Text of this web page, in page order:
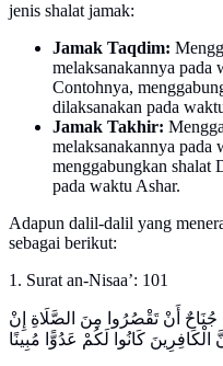
jenis shalat jamak:
Jamak Taqdim:
melaksanakannya pada
Contohnya,
dilaksanakan pada
Jamak Takhir:
melaksanakannya pada
menggabungkan shalat
pada waktu Ashar.
Adapun dalil-dalil yang
sebagai berikut:
1. Surat an-Nisaa’: 101
أَنْ تَقْصُرُوا مِنَ الصَّلَاةِ إِنْ